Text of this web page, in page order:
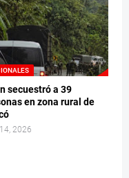
secuestró a 39
en zona rural de
2026